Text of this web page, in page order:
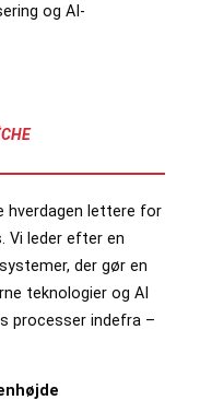
og AI-
hverdagen lettere for
Vi leder efter en
der gør en
teknologier og AI
processer indefra –